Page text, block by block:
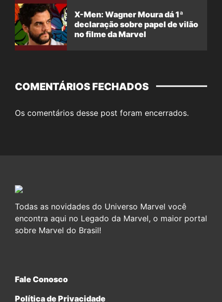
X-Men: Wagner Moura dá 1ª
declaração sobre papel de vilão
no filme da Marvel
COMENTÁRIOS FECHADOS
Os comentários desse post foram encerrados.
Todas as novidades do Universo Marvel você
encontra aqui no Legado da Marvel, o maior portal
sobre Marvel do Brasil!
Fale Conosco
Política de Privacidade